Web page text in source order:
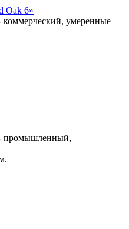
Oak 6»
коммерческий, умеренные
промышленный,